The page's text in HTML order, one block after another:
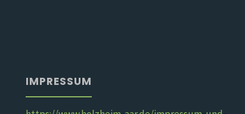
IMPRESSUM